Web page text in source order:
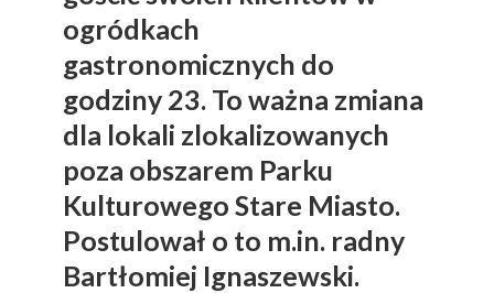
ogródkach
gastronomicznych do
godziny 23. To ważna zmiana
dla lokali zlokalizowanych
poza obszarem Parku
Kulturowego Stare Miasto.
Postulował o to m.in. radny
Bartłomiej Ignaszewski.